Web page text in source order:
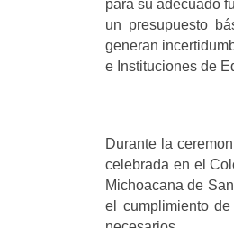
para su adecuado
un presupuesto
generan
e Instituciones de
Durante la
celebrada en el
Michoacana de
el cumplimiento